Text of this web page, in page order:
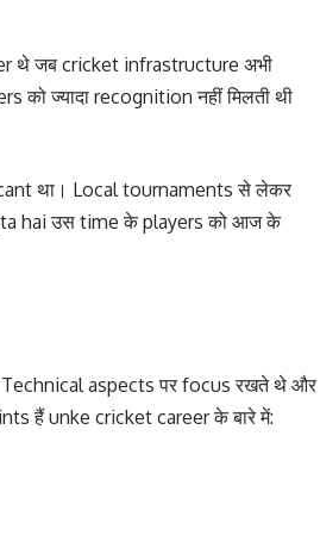
थे जब cricket infrastructure अभी
ज्यादा recognition नहीं मिलती थी
था। Local tournaments से लेकर
hai उस time के players को आज के
aspects पर focus रखते थे और
हैं unke cricket career के बारे में: